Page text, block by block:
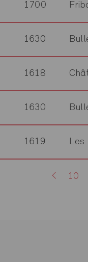
1700
1630
1618
1630
1619 Les
10